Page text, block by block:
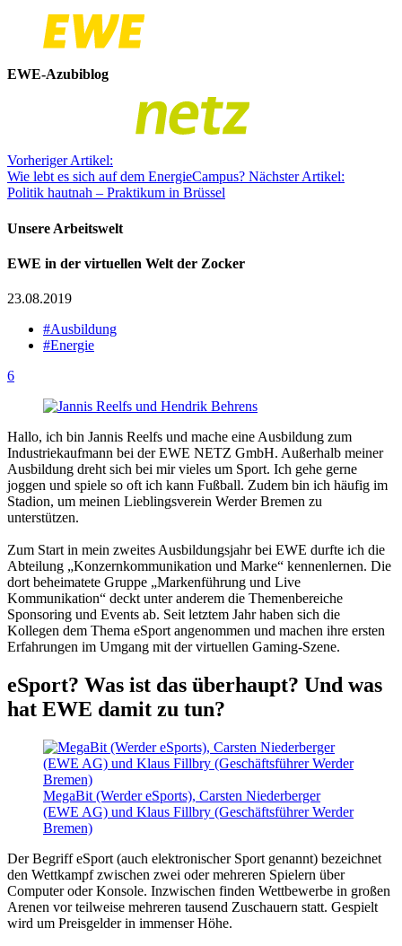
EWE-Azubiblog
Vorheriger Artikel:
Wie lebt es sich auf dem EnergieCampus? Nächster Artikel:
Politik hautnah – Praktikum in Brüssel
Unsere Arbeitswelt
EWE in der virtuellen Welt der Zocker
23.08.2019
#Ausbildung
#Energie
6
Hallo, ich bin Jannis Reelfs und mache eine Ausbildung zum
Industriekaufmann bei der EWE NETZ GmbH. Außerhalb meiner
Ausbildung dreht sich bei mir vieles um Sport. Ich gehe gerne
joggen und spiele so oft ich kann Fußball. Zudem bin ich häufig im
Stadion, um meinen Lieblingsverein Werder Bremen zu
unterstützen.
Zum Start in mein zweites Ausbildungsjahr bei EWE durfte ich die
Abteilung „Konzernkommunikation und Marke“ kennenlernen. Die
dort beheimatete Gruppe „Markenführung und Live
Kommunikation“ deckt unter anderem die Themenbereiche
Sponsoring und Events ab. Seit letztem Jahr haben sich die
Kollegen dem Thema eSport angenommen und machen ihre ersten
Erfahrungen im Umgang mit der virtuellen Gaming-Szene.
eSport? Was ist das überhaupt? Und was
hat EWE damit zu tun?
MegaBit (Werder eSports), Carsten Niederberger
(EWE AG) und Klaus Fillbry (Geschäftsführer Werder
Bremen)
Der Begriff eSport (auch elektronischer Sport genannt) bezeichnet
den Wettkampf zwischen zwei oder mehreren Spielern über
Computer oder Konsole. Inzwischen finden Wettbewerbe in großen
Arenen vor teilweise mehreren tausend Zuschauern statt. Gespielt
wird um Preisgelder in immenser Höhe.